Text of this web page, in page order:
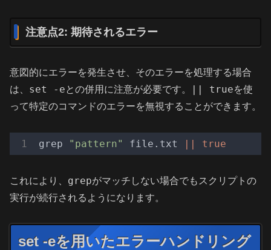
注意点2: 期待されるエラー
意図的にエラーを発生させ、そのエラーを処理する場合
は、 set -eとの併用に注意が必要です。 || trueを使
って特定のコマンドのエラーを無視することができます。
grep "pattern" file.txt || true
これにより、 grepがマッチしない場合でもスクリプトの
実行が続行されるようになります。
set -eを用いたエラーハンドリング